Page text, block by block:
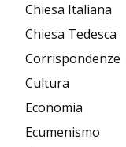
Chiesa Italiana
Chiesa Tedesca
Corrispondenze
Cultura
Economia
Ecumenismo